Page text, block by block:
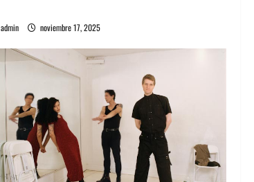
admin noviembre 17, 2025